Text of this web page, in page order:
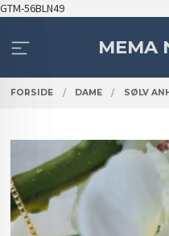
GTM-56BLN49Gå
innholdetMEMA
FORSIDE DAME SØLV